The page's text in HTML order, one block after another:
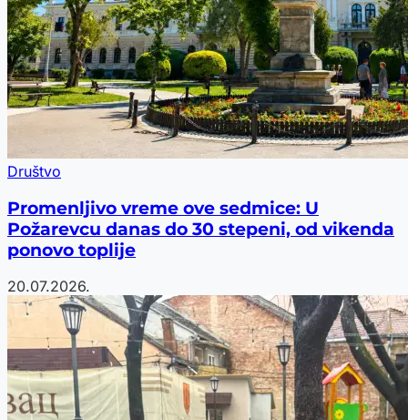
Društvo
Promenljivo vreme ove sedmice: U
Požarevcu danas do 30 stepeni, od vikenda
ponovo toplije
20.07.2026.